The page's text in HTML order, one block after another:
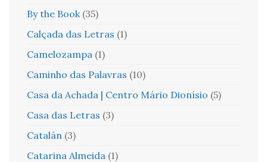
By the Book (35)
Calçada das Letras (1)
Camelozampa (1)
Caminho das Palavras (10)
Casa da Achada | Centro Mário Dionísio (5)
Casa das Letras (3)
Catalán (3)
Catarina Almeida (1)